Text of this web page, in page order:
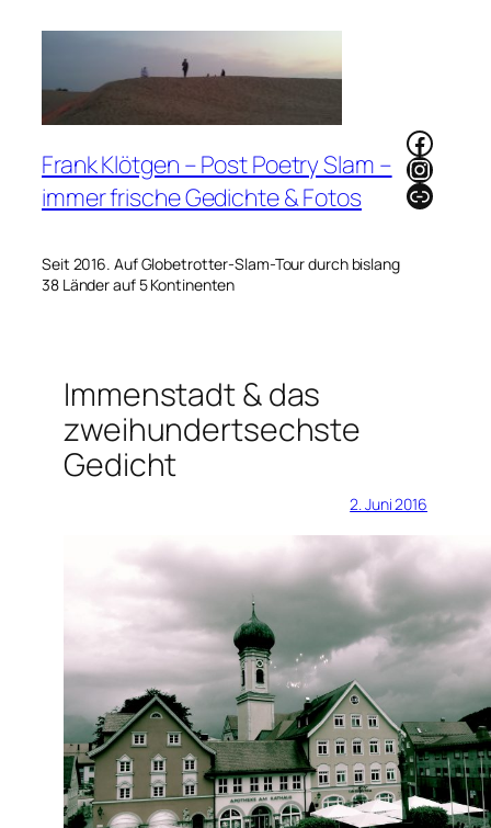
Frank Klötgen – Post Poetry Slam –
immer frische Gedichte & Fotos
Seit 2016. Auf Globetrotter-Slam-Tour durch bislang
38 Länder auf 5 Kontinenten
Link
Immenstadt & das
zweihundertsechste
Gedicht
2. Juni 2016